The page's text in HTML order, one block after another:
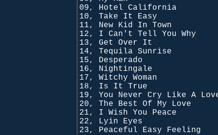
09, Hotel California
10, Take It Easy
11, New Kid In Town
12, I Can't Tell You Why
13, Get Over It
14, Tequila Sunrise
15, Desperado
16, Nightingale
17, Witchy Woman
18, Is It True
19, You Never Cry Like A
20, The Best Of My Love
21, I Wish You Peace
22, Lyin Eyes
23, Peaceful Easy Feeling